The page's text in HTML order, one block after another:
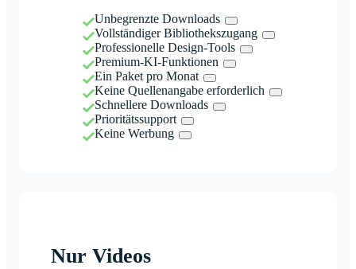
Unbegrenzte Downloads
Vollständiger Bibliothekszugang
Professionelle Design-Tools
Premium-KI-Funktionen
Ein Paket pro Monat
Keine Quellenangabe erforderlich
Schnellere Downloads
Prioritätssupport
Keine Werbung
Nur Videos